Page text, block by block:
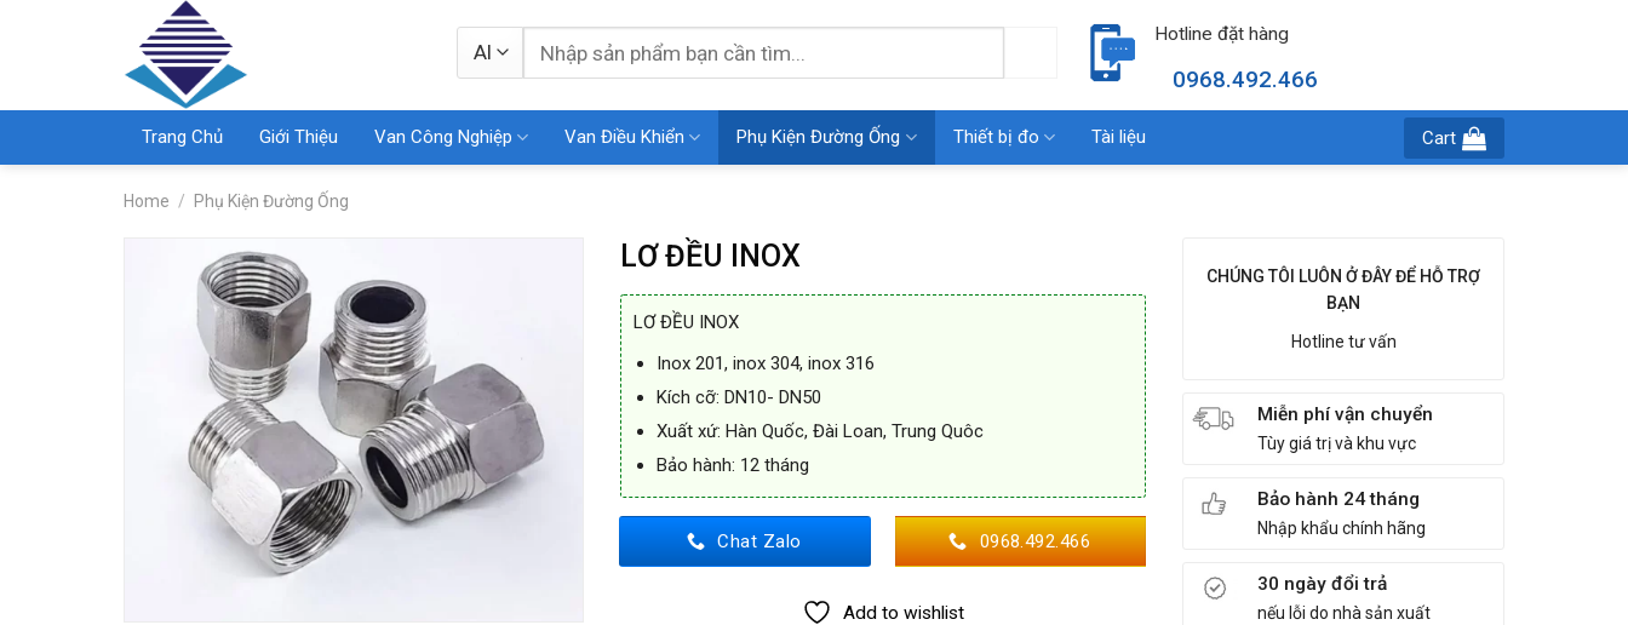
Search
Hotline đặt hàng
0968.492.466
Trang Chủ Giới Thiệu Van Công Nghiệp Van Điều Khiển Phụ Kiện Đường Ống Thiết bị đo Tài liệu Cart
Home / Phụ Kiện Đường Ống
Add to
wishlist
LƠ ĐỀU INOX
LƠ ĐỀU INOX
Inox 201, inox 304, inox 316
Kích cỡ: DN10- DN50
Xuất xứ: Hàn Quốc, Đài Loan, Trung Quôc
Bảo hành: 12 tháng
Chat Zalo 0968.492.466
Add to wishlist
CHÚNG TÔI LUÔN Ở ĐÂY ĐỂ HỖ TRỢ
BẠN
Hotline tư vấn
Miễn phí vận chuyển
Tùy giá trị và khu vực
Bảo hành 24 tháng
Nhập khẩu chính hãng
30 ngày đổi trả
nếu lỗi do nhà sản xuất